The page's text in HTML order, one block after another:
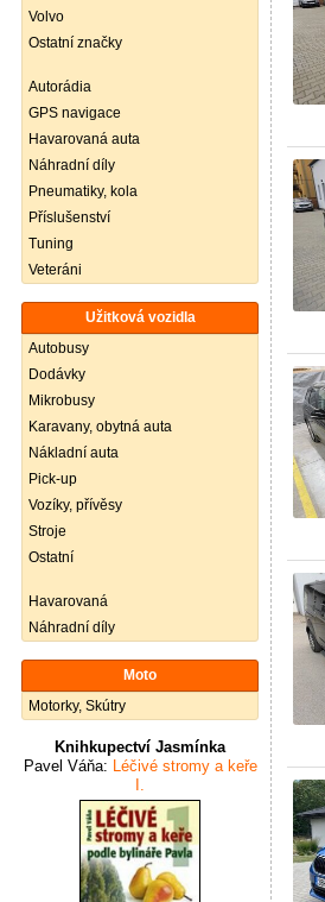
Volvo
Ostatní značky
Autorádia
GPS navigace
Havarovaná auta
Náhradní díly
Pneumatiky, kola
Příslušenství
Tuning
Veteráni
Užitková vozidla
Autobusy
Dodávky
Mikrobusy
Karavany, obytná auta
Nákladní auta
Pick-up
Vozíky, přívěsy
Stroje
Ostatní
Havarovaná
Náhradní díly
Moto
Motorky, Skútry
Knihkupectví Jasmínka
Pavel Váňa: Léčivé stromy a keře
I.